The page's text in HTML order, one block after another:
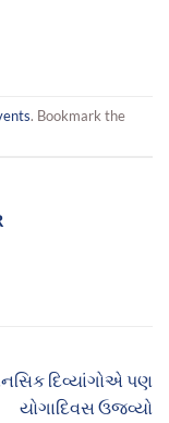
. Bookmark the
દિવ્યાંગોએ પણ
યોગાદિવસ ઉજવ્યો